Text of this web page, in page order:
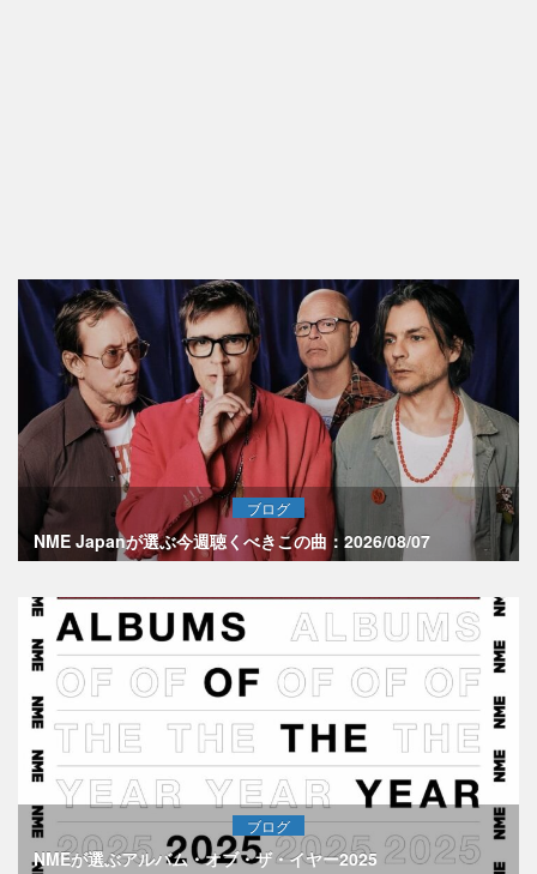
ブログ
NME Japanが選ぶ今週聴くべきこの曲：2026/08/07
ブログ
NMEが選ぶアルバム・オブ・ザ・イヤー2025